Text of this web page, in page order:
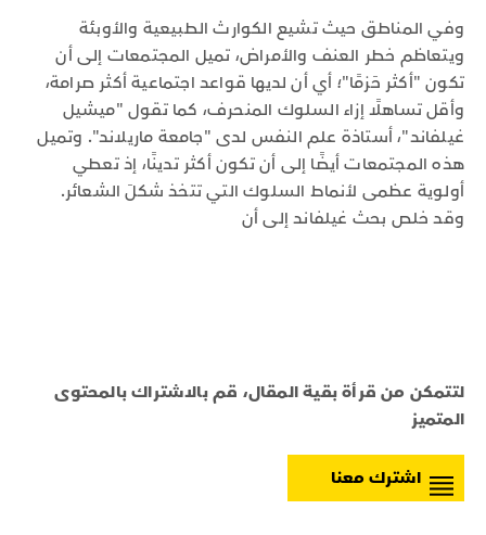
وفي المناطق حيث تشيع الكوارث الطبيعية والأوبئة
ويتعاظم خطر العنف والأمراض، تميل المجتمعات إلى أن
تكون "أكثر حَزمًا"؛ أي أن لديها قواعد اجتماعية أكثر صرامة،
وأقل تساهلًا إزاء السلوك المنحرف، كما تقول "ميشيل
غيلفاند"، أستاذة علم النفس لدى "جامعة ماريلاند". وتميل
هذه المجتمعات أيضًا إلى أن تكون أكثر تدينًا، إذ تعطي
أولوية عظمى لأنماط السلوك التي تتخذ شكلَ الشعائر.
وقد خلص بحث غيلفاند إلى أن
لتتمكن من قرأة بقية المقال، قم بالاشتراك بالمحتوى
المتميز
اشترك معنا